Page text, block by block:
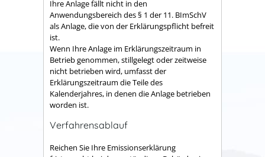
Ihre Anlage fällt nicht in den
Anwendungsbereich des § 1 der 11. BImSchV
als Anlage, die von der Erklärungspflicht befreit
ist.
Wenn Ihre Anlage im Erklärungszeitraum in
Betrieb genommen, stillgelegt oder zeitweise
nicht betrieben wird, umfasst der
Erklärungszeitraum die Teile des
Kalenderjahres, in denen die Anlage betrieben
worden ist.
Verfahrensablauf
Reichen Sie Ihre Emissionserklärung